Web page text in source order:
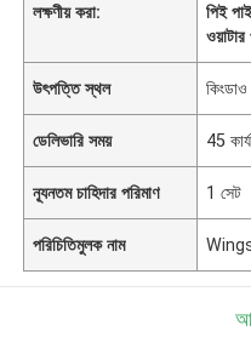
লক্ষণীয় করা:
পিই
উৎপত্তি স্থল কিংডাও
ডেলিভারি সময় 45
ন্যূনতম চাহিদার পরিমাণ 1 সেট
পরিচিতিমুলক নাম